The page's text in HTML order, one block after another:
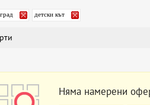
детски кът
Няма намерени